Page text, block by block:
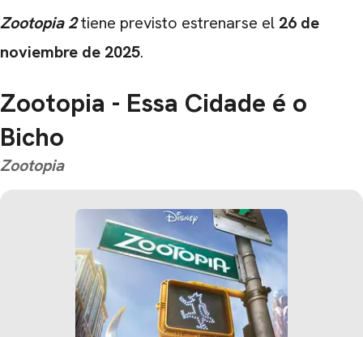
Zootopia 2tiene previsto estrenarse el 26 de
noviembre de 2025.
Zootopia - Essa Cidade é o
Bicho
Zootopia